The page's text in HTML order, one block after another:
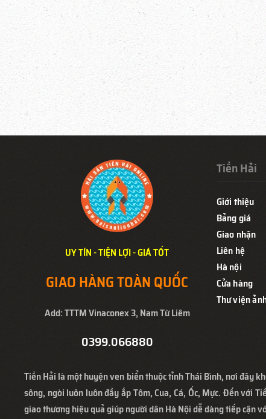
UY TÍN - TIỆN LỢI - GIÁ TỐT
GIAO HÀNG TOÀN QUỐC
Add: TTTM Vinaconex 3, Nam Từ Liêm
0399.066880
Tiền Hải
Giới thiệu
Bảng giá
Giao nhận
Liên hệ
Hà nội
Cửa hàng
Thư viện
Tiền Hải là một huyện ven biển thuộc tỉnh Thái Bình, nơi đây
sông, ngòi luôn luôn đầy ắp Tôm, Cua, Cá, Ốc, Mực. Đến với
giao thương hiệu quả giúp người dân Hà Nội dễ dàng tiếp cận